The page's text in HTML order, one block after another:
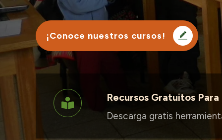
¡Conoce nuestros cursos!
Recursos Gratuitos Para
Descarga gratis